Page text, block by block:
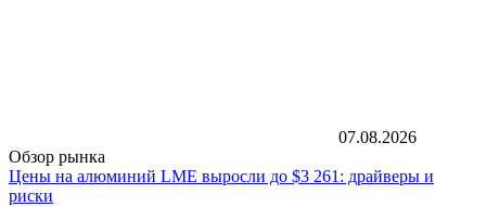
07.08.2026
Обзор рынка
Цены на алюминий LME выросли до $3 261: драйверы и
риски